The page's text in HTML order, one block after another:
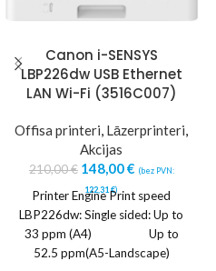
Canon i-SENSYS
LBP226dw USB Ethernet
LAN Wi-Fi (3516C007)
Offisa printeri, Lāzerprinteri,
Akcijas
210,00€ 148,00€ (bez PVN:
122,31€)
Printer Engine Print speed
LBP226dw: Single sided: Up to
33 ppm (A4) Up to
52.5 ppm(A5-Landscape)